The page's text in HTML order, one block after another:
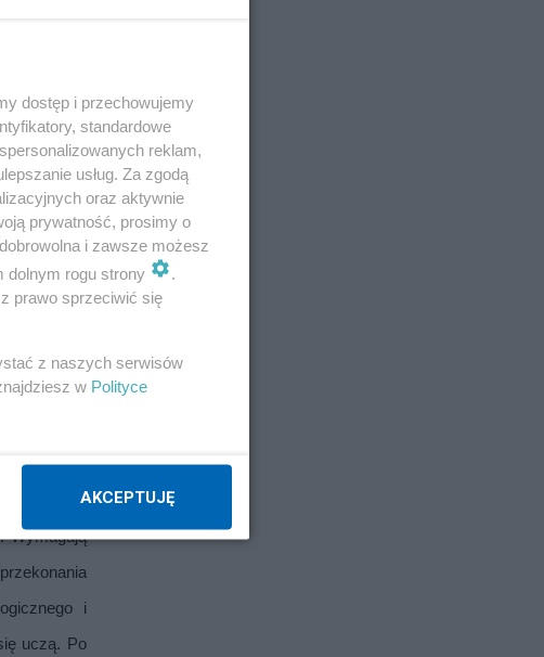
a za
i docenić
to
to małe
Wymagają
i
uczą. Po
dostęp i przechowujemy
standardowe
reklam,
usług. Za zgodą
oraz aktywnie
prywatność, prosimy o
i zawsze możesz
dolnym rogu strony
.
prawo sprzeciwić się
z naszych serwisów
w Polityce
AKCEPTUJĘ